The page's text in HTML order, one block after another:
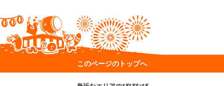
このページのトップへ